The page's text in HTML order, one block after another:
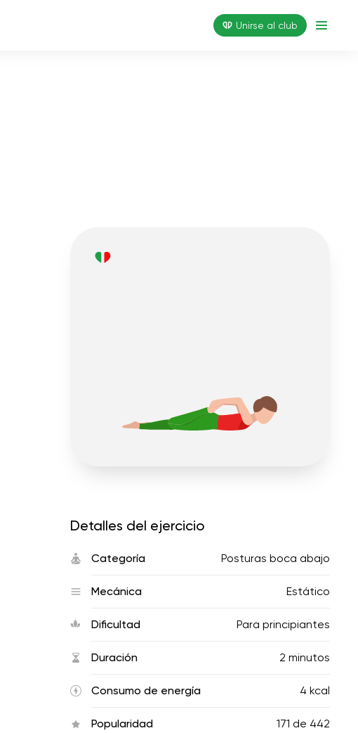
Unirse al club
Detalles del ejercicio
Categoría Posturas boca abajo
Mecánica Estático
Dificultad Para principiantes
Duración 2 minutos
Consumo de energía 4 kcal
Popularidad 171 de 442